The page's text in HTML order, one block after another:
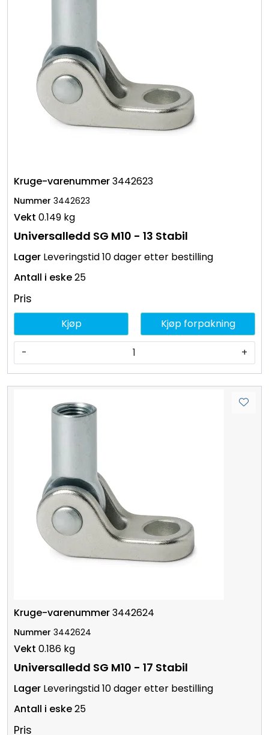
3442623
3442623
0.149 kg
Universalledd SG M10 - 13 Stabil
Leveringstid 10 dager etter bestilling
25
Pris
- +
Kjøp Kjøp forpakning
3442624
3442624
0.186 kg
Universalledd SG M10 - 17 Stabil
Leveringstid 10 dager etter bestilling
25
Pris